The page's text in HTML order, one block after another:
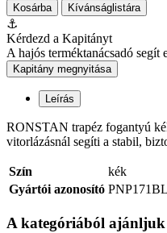
Kosárba Kívánságlistára
⚓
Kérdezd a Kapitányt
A hajós terméktanácsadó segít
Kapitány megnyitása
Leírás
RONSTAN trapéz fogantyú
vitorlázásnál segíti a stabil,
Szín
kék
Gyártói azonosító
A kategóriából ajánljuk